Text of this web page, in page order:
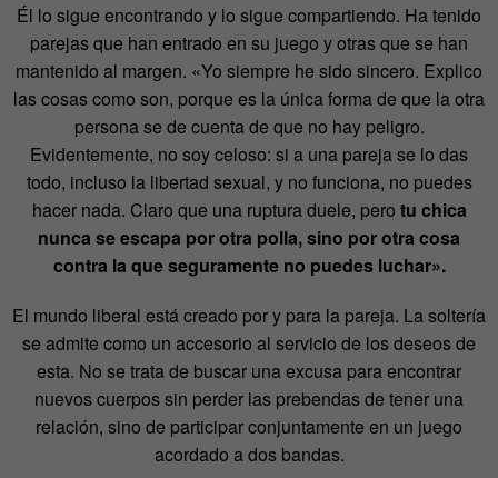
Él lo sigue encontrando y lo sigue compartiendo. Ha tenido
parejas que han entrado en su juego y otras que se han
mantenido al margen. «Yo siempre he sido sincero. Explico
las cosas como son, porque es la única forma de que la otra
persona se de cuenta de que no hay peligro.
Evidentemente, no soy celoso: si a una pareja se lo das
todo, incluso la libertad sexual, y no funciona, no puedes
hacer nada. Claro que una ruptura duele, pero tu chica
nunca se escapa por otra polla, sino por otra cosa
contra la que seguramente no puedes luchar».
El mundo liberal está creado por y para la pareja. La soltería
se admite como un accesorio al servicio de los deseos de
esta. No se trata de buscar una excusa para encontrar
nuevos cuerpos sin perder las prebendas de tener una
relación, sino de participar conjuntamente en un juego
acordado a dos bandas.